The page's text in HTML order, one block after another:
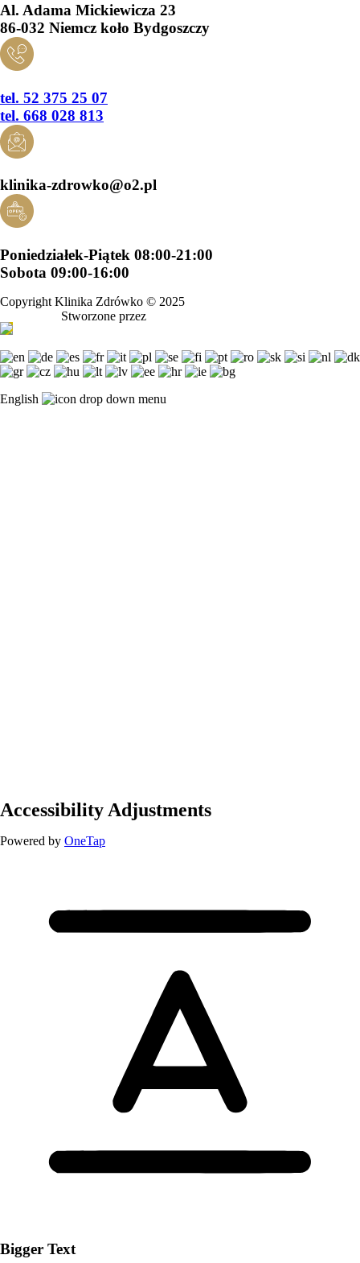
Al. Adama Mickiewicza 23
86-032 Niemcz koło Bydgoszczy
tel. 52 375 25 07
tel. 668 028 813
klinika-zdrowko@o2.pl
Poniedziałek-Piątek 08:00-21:00
Sobota 09:00-16:00
Copyright Klinika Zdrówko © 2025
Stworzone przez
English
Accessibility Adjustments
Powered by OneTap
Bigger Text